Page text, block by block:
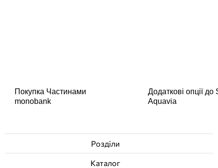
Покупка Частинами
monobank
Додаткові опції
Aquavia
Розділи
Каталог